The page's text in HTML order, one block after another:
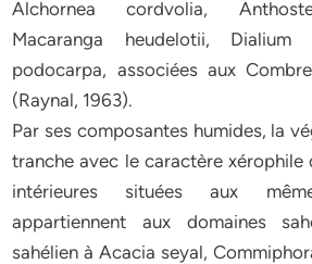
Alchornea cordvolia,
Macaranga heudelotii, Dialium
podocarpa, associées aux
(Raynal, 1963).
Par ses composantes humides, la
tranche avec le caractère xérophile
intérieures situées aux
appartiennent aux domaines
sahélien à Acacia seyal,